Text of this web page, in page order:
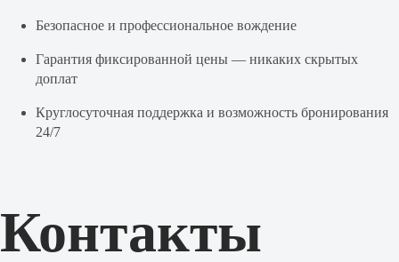
Безопасное и профессиональное вождение
Гарантия фиксированной цены — никаких скрытых
доплат
Круглосуточная поддержка и возможность бронирования
24/7
Контакты